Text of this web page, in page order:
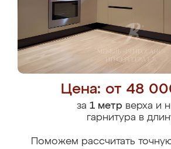
Цена: от 48
за 1 метрверха и
гарнитура в
Поможем рассчитать